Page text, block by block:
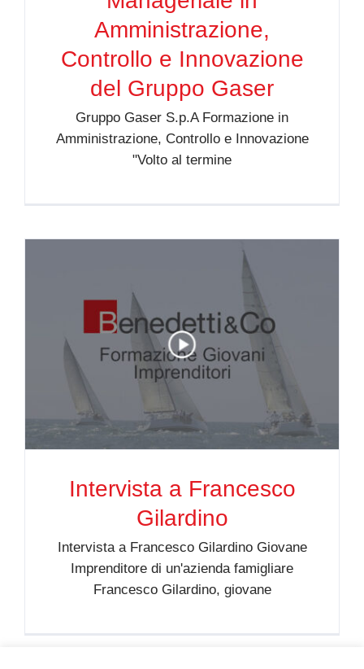
Amministrazione,
Controllo e Innovazione
del Gruppo Gaser
Gruppo Gaser S.p.A Formazione in
Amministrazione, Controllo e Innovazione
"Volto al termine
Intervista a Francesco
Gilardino
Intervista a Francesco Gilardino Giovane
Imprenditore di un'azienda famigliare
Francesco Gilardino, giovane